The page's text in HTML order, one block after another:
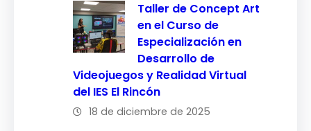
Taller de Concept Art
en el Curso de
Especialización en
Desarrollo de
Videojuegos y Realidad Virtual
del IES El Rincón
18 de diciembre de 2025